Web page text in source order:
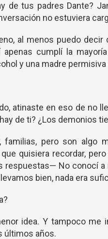
de tus padres Dante?
no estuviera
al menos puedo
cumplí la
y una madre
atinaste en eso de no
de ti? ¿Los demonios
pero son algo
quisiera recordar,
respuestas— No conocí
bien, nada era
idea. Y tampoco me
últimos años.